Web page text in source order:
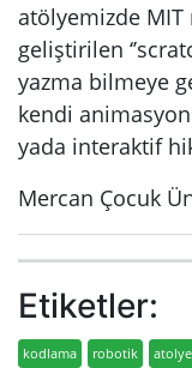
atölyemizde MIT
geliştirilen
yazma bilmeye
kendi
yada interaktif
Mercan Çocuk
Etiketler:
kodlama robotik